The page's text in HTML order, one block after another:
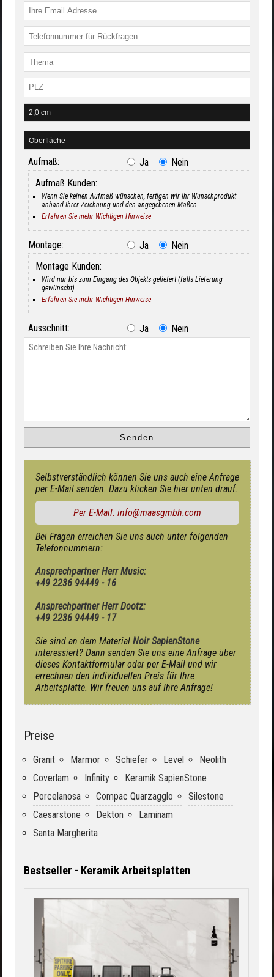
Aufmaß: Ja
Nein
Aufmaß Kunden:
Wenn Sie keinen Aufmaß wünschen, fertigen wir Ihr Wunschprodukt
anhand Ihrer Zeichnung und den angegebenen Maßen.
Erfahren Sie mehr Wichtigen Hinweise
Montage: Ja
Nein
Montage Kunden:
Wird nur bis zum Eingang des Objekts geliefert (falls Lieferung
gewünscht)
Erfahren Sie mehr Wichtigen Hinweise
Ausschnitt: Ja Nein
Selbstverständlich können Sie uns auch eine Anfrage
per E-Mail senden. Dazu klicken Sie hier unten drauf.
Per E-Mail: info@maasgmbh.com
Bei Fragen erreichen Sie uns auch unter folgenden
Telefonnummern:
Ansprechpartner Herr Music:
+49 2236 94449 - 16
Ansprechpartner Herr Dootz:
+49 2236 94449 - 17
Sie sind an dem Material Noir SapienStone
interessiert? Dann senden Sie uns eine Anfrage über
dieses Kontaktformular oder per E-Mail und wir
errechnen den individuellen Preis für Ihre
Arbeitsplatte. Wir freuen uns auf Ihre Anfrage!
Preise
Granit Marmor Schiefer Level
Neolith
Coverlam
Infinity
Keramik SapienStone
Porcelanosa
Compac Quarzagglo
Silestone
Caesarstone
Dekton
Laminam
Santa Margherita
Bestseller - Keramik Arbeitsplatten